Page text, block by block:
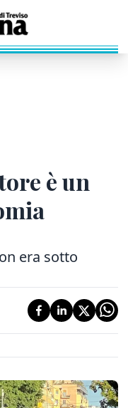
è un
era sotto